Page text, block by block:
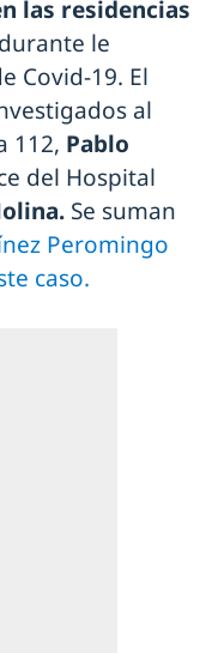
las residencias
durante le
Covid-19. El
al
112, Pablo
del Hospital
Se suman
Peromingo
caso.